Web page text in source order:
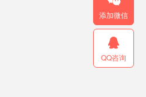
添加微信

QQ咨询